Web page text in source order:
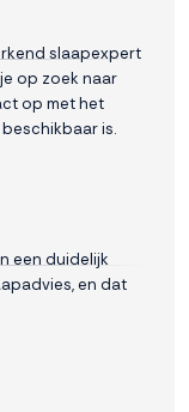
slaapexpert
op zoek naar
op met het
is.
een duidelijk
en dat